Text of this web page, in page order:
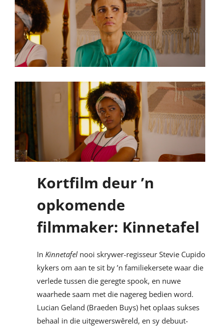
Kortfilm deur ’n
opkomende
filmmaker: Kinnetafel
In Kinnetafelnooi skrywer-regisseur Stevie Cupido
kykers om aan te sit by ’n familiekersete waar die
verlede tussen die geregte spook, en nuwe
waarhede saam met die nagereg bedien word.
Lucian Geland (Braeden Buys) het oplaas sukses
behaal in die uitgewerswêreld, en sy debuut-